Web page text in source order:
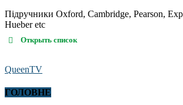
Підручники Oxford, Cambridge, Pearson,
Hueber etc
Открыть список
QueenTV
ГОЛОВНЕ